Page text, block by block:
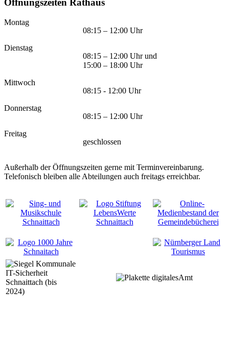
Öffnungszeiten Rathaus
Montag
08:15 – 12:00 Uhr
Dienstag
08:15 – 12:00 Uhr und
15:00 – 18:00 Uhr
Mittwoch
08:15 - 12:00 Uhr
Donnerstag
08:15 – 12:00 Uhr
Freitag
geschlossen
Außerhalb der Öffnungszeiten gerne mit Terminvereinbarung.
Telefonisch bleiben alle Abteilungen auch freitags erreichbar.